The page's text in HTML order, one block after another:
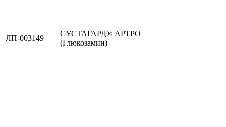
ЛП-003149
СУСТАГАРД® АРТРО
(Глюкозамин)